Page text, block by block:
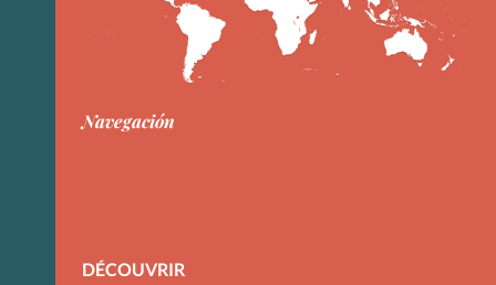
Navegación
DÉCOUVRIR